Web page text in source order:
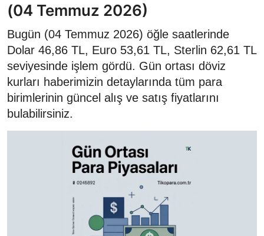
(04 Temmuz 2026)
Bugün (04 Temmuz 2026) öğle saatlerinde
Dolar 46,86 TL, Euro 53,61 TL, Sterlin 62,61 TL
seviyesinde işlem gördü. Gün ortası döviz
kurları haberimizin detaylarında tüm para
birimlerinin güncel alış ve satış fiyatlarını
bulabilirsiniz.